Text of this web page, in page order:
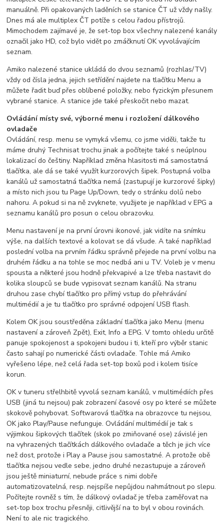
manuálně. Při opakovaných laděních se stanice ČT už vždy našly.
Dnes má ale multiplex ČT potíže s celou řadou přístrojů.
Mimochodem zajímavé je, že set-top box všechny nalezené kanály
označil jako HD, což bylo vidět po zmáčknutí OK vyvolávajícím
seznam.
Amiko nalezené stanice ukládá do dvou seznamů (rozhlas/TV)
vždy od čísla jedna, jejich setřídění najdete na tlačítku Menu a
můžete řadit buď přes oblíbené položky, nebo fyzickým přesunem
vybrané stanice. A stanice jde také přeskočit nebo mazat.
Ovládání místy své, výborné menu i rozložení dálkového
ovladače
Ovládání, resp. menu se vymyká všemu, co jsme viděli, takže tu
máme druhý Technisat trochu jinak a počítejte také s neúplnou
lokalizací do češtiny. Například změna hlasitosti má samostatná
tlačítka, ale dá se také využít kurzorových šipek. Postupná volba
kanálů už samostatná tlačítka nemá (zastupují je kurzorové šipky)
a místo nich jsou tu Page Up/Down, tedy o stránku dolů nebo
nahoru. A pokud si na ně zvyknete, využijete je například v EPG a
seznamu kanálů pro posun o celou obrazovku.
Menu nastavení je na první úrovni ikonové, jak vidíte na snímku
výše, na dalších textové a kolovat se dá všude. A také například
poslední volba na prvním řádku správně přejede na první volbu na
druhém řádku a na tohle se moc nedbá ani u TV. Voleb je v menu
spousta a některé jsou hodně překvapivé a lze třeba nastavit do
kolika sloupců se bude vypisovat seznam kanálů. Na stranu
druhou zase chybí tlačítko pro přímý vstup do přehrávání
multimédií a je tu tlačítko pro správné odpojení USB flash.
Kolem OK jsou soustředěna základní tlačítka jako Menu (menu
nastavení a zároveň Zpět), Exit, Info a EPG. V tomto ohledu určitě
panuje spokojenost a spokojeni budou i ti, kteří pro výběr stanic
často sahají po numerické části ovladače. Tohle má Amiko
vyřešeno lépe, než celá řada set-top boxů pod i kolem tisíce
korun.
OK v tuneru střelhbitě vyvolá seznam kanálů, v multimédiích přes
USB (jiná tu nejsou) pak zobrazení časové osy po které se můžete
skokově pohybovat. Softwarová tlačítka na obrazovce tu nejsou,
OK jako Play/Pause nefunguje. Ovládání multimédií je tak s
výjimkou šipkových tlačítek (skok po zmiňované ose) závislé jen
na vyhrazených tlačítkách dálkového ovladače a těch je jich více
než dost, protože i Play a Pause jsou samostatné. A protože obě
tlačítka nejsou vedle sebe, jedno druhé nezastupuje a zároveň
jsou ještě miniaturní, nebude práce s nimi dobře
automatizovatelná, resp. nejspíše nepůjdou nahmátnout po slepu.
Počítejte rovněž s tím, že dálkový ovladač je třeba zaměřovat na
set-top box trochu přesněji, citlivější na to byl v obou rovinách.
Není to ale nic tragického.